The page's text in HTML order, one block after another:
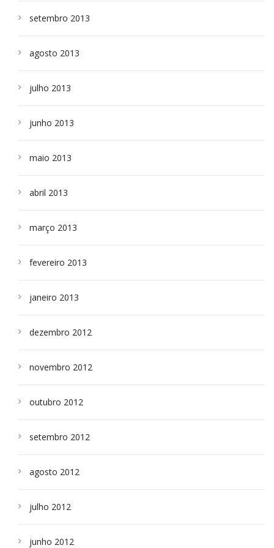
setembro 2013
agosto 2013
julho 2013
junho 2013
maio 2013
abril 2013
março 2013
fevereiro 2013
janeiro 2013
dezembro 2012
novembro 2012
outubro 2012
setembro 2012
agosto 2012
julho 2012
junho 2012